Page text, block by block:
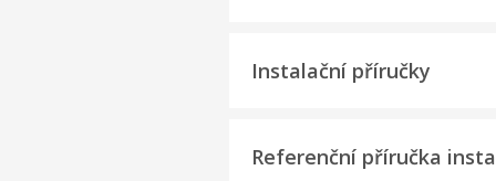
Instalační příručky
Referenční příručka